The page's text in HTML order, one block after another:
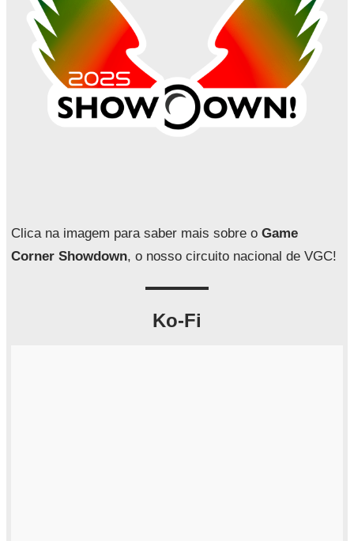
Clica na imagem para saber mais sobre o Game
Corner Showdown, o nosso circuito nacional de VGC!
Ko-Fi